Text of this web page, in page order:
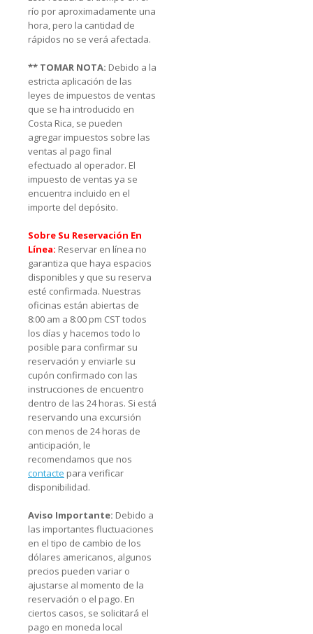
río por aproximadamente una
hora, pero la cantidad de
rápidos no se verá afectada.
** TOMAR NOTA: Debido a la
estricta aplicación de las
leyes de impuestos de ventas
que se ha introducido en
Costa Rica, se pueden
agregar impuestos sobre las
ventas al pago final
efectuado al operador. El
impuesto de ventas ya se
encuentra incluido en el
importe del depósito.
Sobre Su Reservación En
Línea: Reservar en línea no
garantiza que haya espacios
disponibles y que su reserva
esté confirmada. Nuestras
oficinas están abiertas de
8:00 am a 8:00 pm CST todos
los días y hacemos todo lo
posible para confirmar su
reservación y enviarle su
cupón confirmado con las
instrucciones de encuentro
dentro de las 24 horas. Si está
reservando una excursión
con menos de 24 horas de
anticipación, le
recomendamos que nos
contacte para verificar
disponibilidad.
Aviso Importante: Debido a
las importantes fluctuaciones
en el tipo de cambio de los
dólares americanos, algunos
precios pueden variar o
ajustarse al momento de la
reservación o el pago. En
ciertos casos, se solicitará el
pago en moneda local